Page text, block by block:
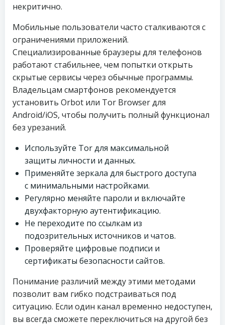
некритично.
Мобильные пользователи часто сталкиваются с
ограничениями приложений.
Специализированные браузеры для телефонов
работают стабильнее, чем попытки открыть
скрытые сервисы через обычные программы.
Владельцам смартфонов рекомендуется
установить Orbot или Tor Browser для
Android/iOS, чтобы получить полный функционал
без урезаний.
Используйте Tor для максимальной
защиты личности и данных.
Применяйте зеркала для быстрого доступа
с минимальными настройками.
Регулярно меняйте пароли и включайте
двухфакторную аутентификацию.
Не переходите по ссылкам из
подозрительных источников и чатов.
Проверяйте цифровые подписи и
сертификаты безопасности сайтов.
Понимание различий между этими методами
позволит вам гибко подстраиваться под
ситуацию. Если один канал временно недоступен,
вы всегда сможете переключиться на другой без